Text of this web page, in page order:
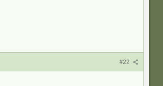
#22